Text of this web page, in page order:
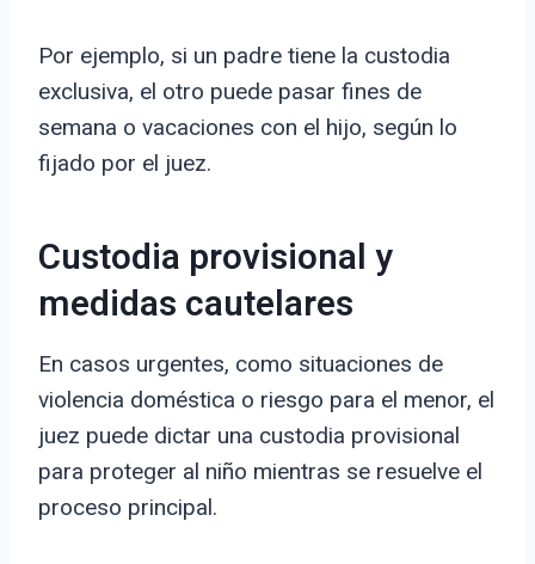
Por ejemplo, si un padre tiene la custodia
exclusiva, el otro puede pasar fines de
semana o vacaciones con el hijo, según lo
fijado por el juez.
Custodia provisional y
medidas cautelares
En casos urgentes, como situaciones de
violencia doméstica o riesgo para el menor, el
juez puede dictar una custodia provisional
para proteger al niño mientras se resuelve el
proceso principal.